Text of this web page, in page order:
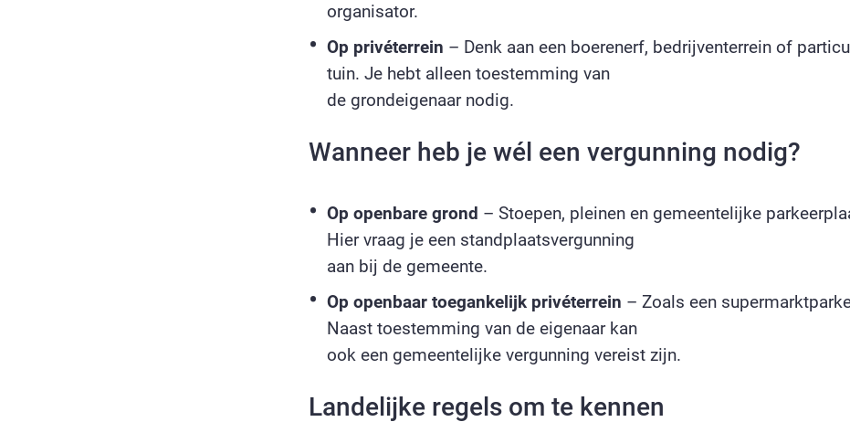
organisator.
Op privéterrein – Denk aan een boerenerf, bedrijventerrein of
tuin. Je hebt alleen toestemming van
de grondeigenaar nodig.
Wanneer heb je wél een vergunning nodig?
Op openbare grond – Stoepen, pleinen en gemeentelijke
Hier vraag je een standplaatsvergunning
aan bij de gemeente.
Op openbaar toegankelijk privéterrein – Zoals een
Naast toestemming van de eigenaar kan
ook een gemeentelijke vergunning vereist zijn.
Landelijke regels om te kennen